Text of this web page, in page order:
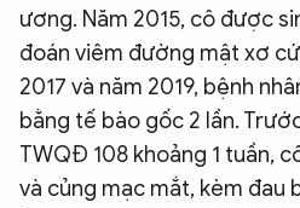
Infographic
Chuyên trang An ninh thế giới Văn
Chuyên đề
ương. Năm 2015, cô được
đoán viêm đường mật xơ
2017 và năm 2019, bệnh
bằng tế bào gốc 2 lần.
TWQĐ 108 khoảng 1 tuần,
và củng mạc mắt, kèm đau